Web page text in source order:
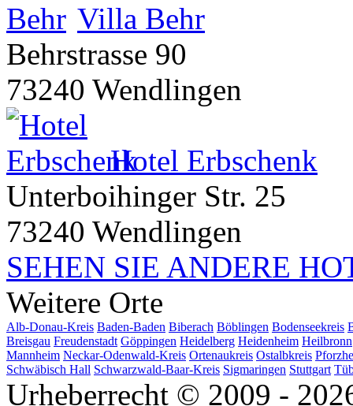
Villa Behr
Behrstrasse 90
73240 Wendlingen
Hotel Erbschenk
Unterboihinger Str. 25
73240 Wendlingen
SEHEN SIE ANDERE
Weitere Orte
Alb-Donau-Kreis Baden-Baden Biberach Böblingen Bodenseekreis
Breisgau Freudenstadt Göppingen Heidelberg Heidenheim Heilbronn
Mannheim Neckar-Odenwald-Kreis Ortenaukreis Ostalbkreis
Schwäbisch Hall Schwarzwald-Baar-Kreis Sigmaringen Stuttgart
Urheberrecht © 2009 -